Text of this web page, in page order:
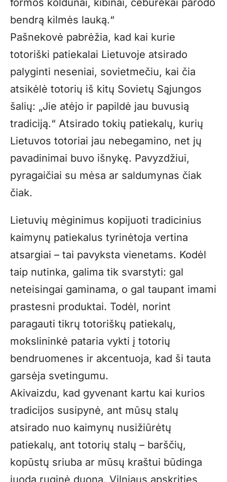
bendrą kilmės lauką.“
Pašnekovė pabrėžia, kad kai kurie
totoriški patiekalai Lietuvoje atsirado
palyginti neseniai, sovietmečiu, kai čia
atsikėlė totorių iš kitų Sovietų Sąjungos
šalių: „Jie atėjo ir papildė jau buvusią
tradiciją.“ Atsirado tokių patiekalų, kurių
Lietuvos totoriai jau nebegamino, net jų
pavadinimai buvo išnykę. Pavyzdžiui,
pyragaičiai su mėsa ar saldumynas čiak
čiak.
Lietuvių mėginimus kopijuoti tradicinius
kaimynų patiekalus tyrinėtoja vertina
atsargiai – tai pavyksta vienetams. Kodėl
taip nutinka, galima tik svarstyti: gal
neteisingai gaminama, o gal taupant imami
prastesni produktai. Todėl, norint
paragauti tikrų totoriškų patiekalų,
mokslininkė pataria vykti į totorių
bendruomenes ir akcentuoja, kad ši tauta
garsėja svetingumu.
Akivaizdu, kad gyvenant kartu kai kurios
tradicijos susipynė, ant mūsų stalų
atsirado nuo kaimynų nusižiūrėtų
patiekalų, ant totorių stalų – barščių,
kopūstų sriuba ar mūsų kraštui būdinga
juoda ruginė duona. Vilniaus apskrities